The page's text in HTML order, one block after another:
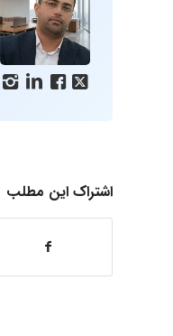
   
اشتراک این مطلب